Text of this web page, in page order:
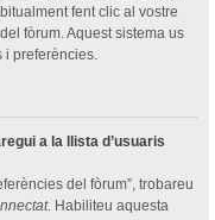
fent clic al vostre
fòrum. Aquest sistema us
preferències.
a la llista d’usuaris
del fòrum”, trobareu
. Habiliteu aquesta